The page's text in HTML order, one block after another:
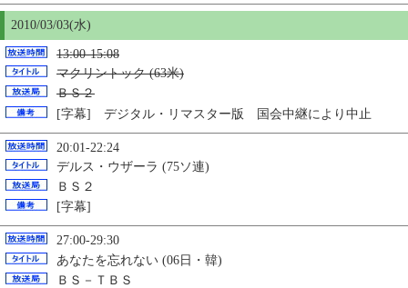
2010/03/03(水)
13:00-15:08
マクリントック (63米)
ＢＳ２
[字幕] デジタル・リマスター版 国会中継により中止
20:01-22:24
デルス・ウザーラ (75ソ連)
ＢＳ２
[字幕]
27:00-29:30
あなたを忘れない (06日・韓)
ＢＳ－ＴＢＳ